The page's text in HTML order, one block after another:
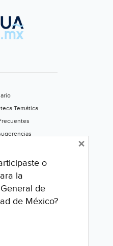
Lázaro
para
aprobar
el
agua
(La
jornada
Temática
portal
o
la
de
de México?
×